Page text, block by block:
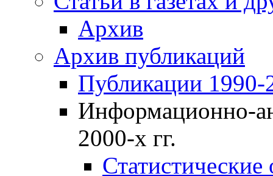
Архив
Архив публикаций
Публикации 1990-
Информационно-
2000-х гг.